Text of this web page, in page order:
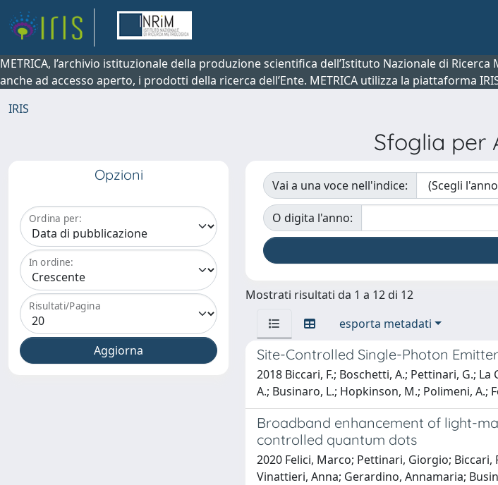
METRICA, l’archivio istituzionale della produzione scientifica dell’Istituto Nazionale di
anche ad accesso aperto, i prodotti della ricerca dell’Ente. METRICA utilizza la piattaforma
IRIS
Sfoglia per
Opzioni
Ordina per:
In ordine:
Risultati/Pagina
Vai a una voce nell'indice:
O digita l'anno:
Mostrati risultati da 1 a 12 di 12
esporta metadati
Site-Controlled Single-Photon
2018 Biccari, F.; Boschetti, A.; Pettinari, G.;
A.; Businaro, L.; Hopkinson, M.; Polimeni, A.;
Broadband enhancement of light-
controlled quantum dots
2020 Felici, Marco; Pettinari, Giorgio;
Vinattieri, Anna; Gerardino, Annamaria;